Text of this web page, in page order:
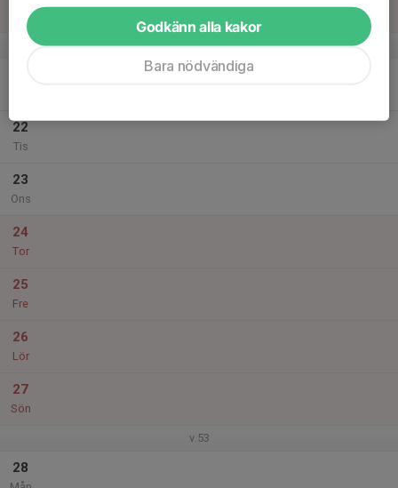
Sön
v.52
22
Tis
23
Ons
24
Tor
25
Fre
26
Lör
27
Sön
v.53
28
Godkänn alla kakor
Bara nödvändiga